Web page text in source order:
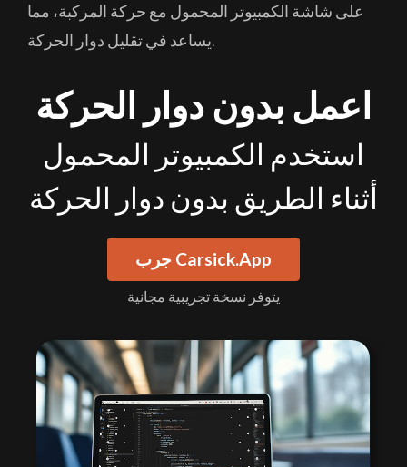
على شاشة الكمبيوتر المحمول مع حركة المركبة، مما
يساعد في تقليل دوار الحركة.
اعمل بدون دوار الحركة
استخدم الكمبيوتر المحمول
أثناء الطريق بدون دوار الحركة
جرب Carsick.App
يتوفر نسخة تجريبية مجانية